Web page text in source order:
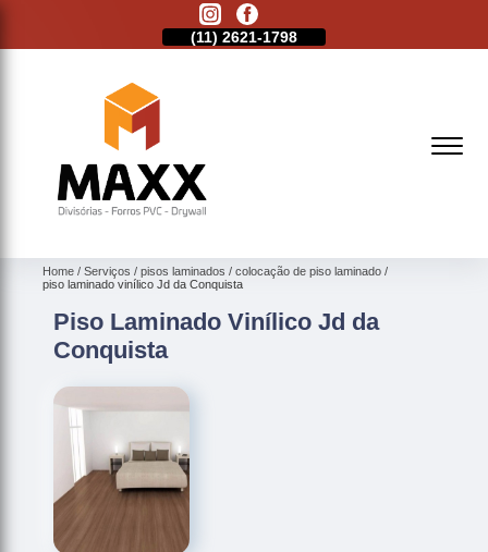
(11) 2621-1798
Home Serviços pisos laminados
colocação de piso laminado
piso laminado vinílico Jd da Conquista
Piso Laminado Vinílico Jd da
Conquista